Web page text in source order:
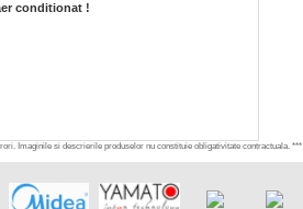
conditionat !
Imaginile si descrierile produselor nu constituie obligativitate contractuala. ***